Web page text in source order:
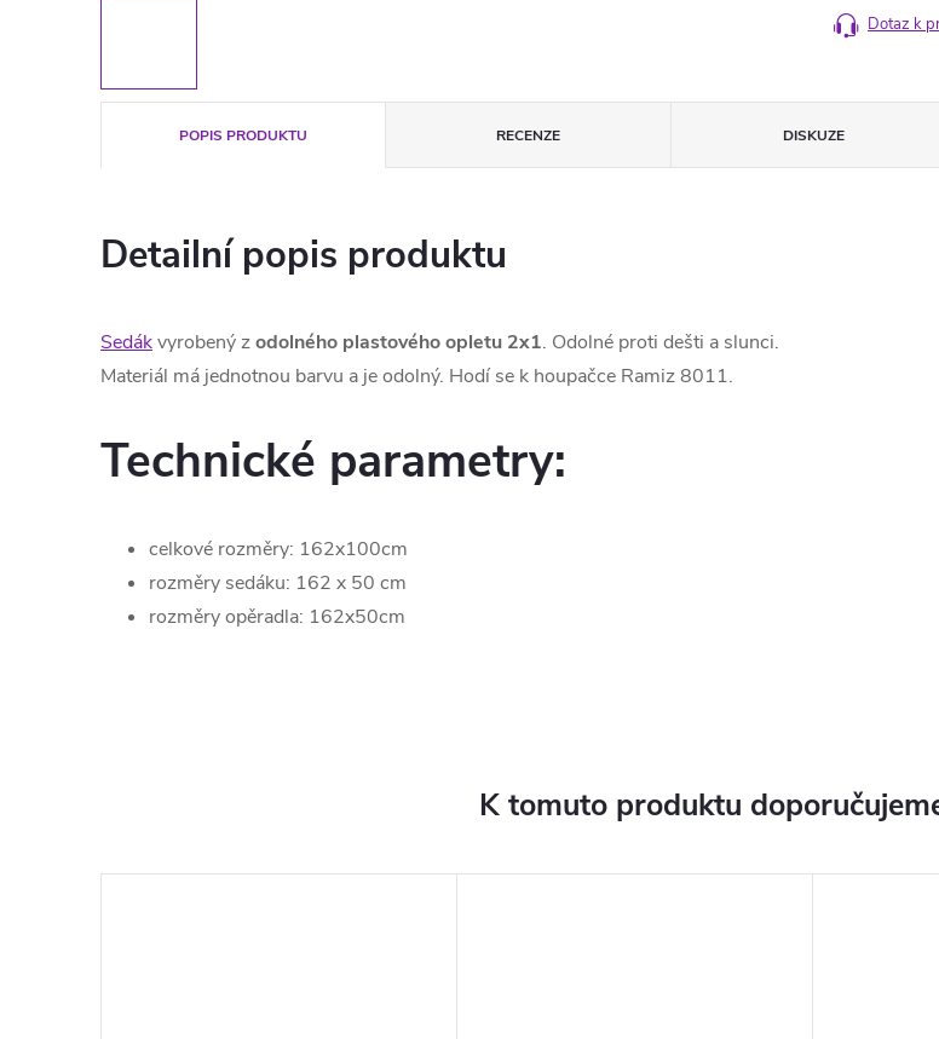
Dotaz k
POPIS PRODUKTU RECENZE DISKUZE
Detailní popis produktu
Sedákvyrobený zodolného plastového opletu 2x1. Odolné proti dešti a slunci.
Materiál má jednotnou barvu a je odolný. Hodí se k houpačce Ramiz 8011.
Technické parametry:
celkové rozměry: 162x100cm
rozměry sedáku: 162 x 50 cm
rozměry opěradla: 162x50cm
K tomuto produktu